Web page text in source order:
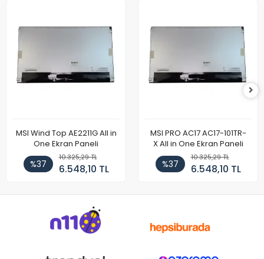
MSI Wind Top AE2211G All in
One Ekran Paneli
%37
10.325,29 TL
6.548,10 TL
MSI PRO AC17 AC17-101TR-
X All in One Ekran Paneli
%37
10.325,29 TL
6.548,10 TL